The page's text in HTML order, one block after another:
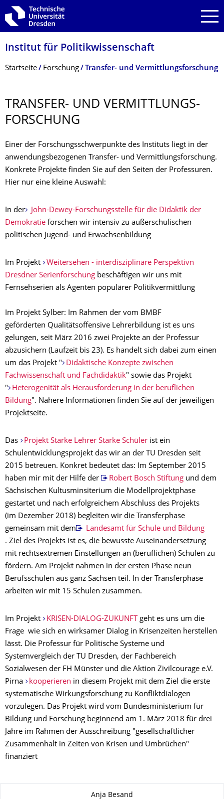
Zur Hauptnavigation springen
Zur Suche springen
Zum Inhalt springen
Institut für Politikwissen­schaft
Breadcrumb-Menü
Startseite Forschung Transfer- und Vermittlungsforschung
TRANSFER- UND VERMITTLUNGS­
FORSCHUNG
Einer der Forschungsschwerpunkte des Instituts liegt in der
anwendungsbezogenen Transfer- und Vermittlungsforschung.
Konkrete Projekte finden Sie auf den Seiten der Professuren.
Hier nur eine kleine Auswahl:
In der
John-Dewey-Forschungsstelle für die Didaktik der
Demokratie forschen wir intensiv zu außerschulischen
politischen Jugend- und Erwachsenbildung
Im Projekt
Weitersehen - interdisziplinäre Perspektivn
Dresdner Serienforschung beschäftigen wir uns mit
Fernsehserien als Agenten populärer Politikvermittlung
Im Projekt Sylber: Im Rahmen der vom BMBF
geförderten Qualitätsoffensive Lehrerbildung ist es uns
gelungen, seit März 2016 zwei Projekte an der Professur
abzusichern (Laufzeit bis 23). Es handelt sich dabei zum einen
um das Projekt "
Didaktische Konzepte zwischen
Fachwissenschaft und Fachdidaktik" sowie das Projekt
"
Heterogenität als Herausforderung in der beruflichen
Bildung". Nähere Informationen finden Sie auf der jeweiligen
Projektseite.
Das Projekt Starke Lehrer Starke Schülerist ein
Schulentwicklungsprojekt das wir an der TU Dresden seit
2015 betreuen. Konkret bedeutet das: Im September 2015
haben mir mit der Hilfe der
Robert Bosch Stiftungund dem
Sächsischen Kultusminsiterium die Modellprojektphase
gestartet und nach erfolgreichem Abschluss des Projekts
(im Dezember 2018) begleiten wir die Transferphase
gemeinsam mit dem
Landesamt für Schule und Bildung
. Ziel des Projekts ist es, die bewusste Auseinandersetzung
mit rechtsextremen Einstellungen an (beruflichen) Schulen zu
fördern. Am Projekt nahmen in der ersten Phase neun
Berufsschulen aus ganz Sachsen teil. In der Transferphase
arbeiten wir mit 15 Schulen zusammen.
Im Projekt KRISEN-DIALOG-ZUKUNFT geht es uns um die
Frage wie sich en wirksamer Dialog in Krisenzeiten herstellen
lässt. Die Professur für Politische Systeme und
Systemvergleich der TU Dresden, der Fachbereich
Sozialwesen der FH Münster und die Aktion Zivilcourage e.V.
Pirna
kooperieren in diesem Projekt mit dem Ziel die erste
systematische Wirkungsforschung zu Konfliktdialogen
vorzulegen. Das Projekt wird vom Bundesministerium für
Bildung und Forschung beginnend am 1. März 2018 für drei
Jahre im Rahmen der Ausschreibung "gesellschaftlicher
Zusammenhalt in Zeiten von Krisen und Umbrüchen"
finanziert
Anja Besand